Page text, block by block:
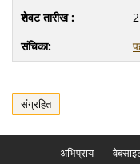
संग्रहित
अभिप्राय